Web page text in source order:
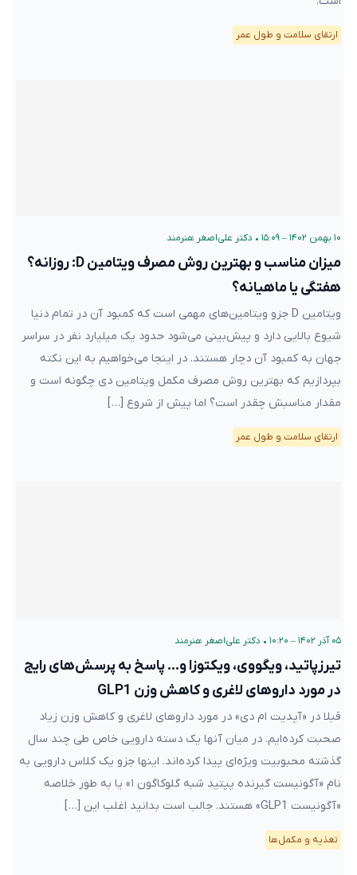
ارتقای سلامت و طول عمر
۱۰ بهمن ۱۴۰۲ – ۱۵:۰۹ • دکتر علی‌اصغر هنرمند
میزان مناسب و بهترین روش مصرف ویتامین D: روزانه؟
هفتگی یا ماهیانه؟
ویتامین D جزو ویتامین‌های مهمی است که کمبود آن در تمام دنیا
شیوع بالایی دارد و پیش‌بینی می‌شود حدود یک میلیارد نفر در سراسر
جهان به کمبود آن دچار هستند. در اینجا می‌خواهیم به این نکته
بپردازیم که بهترین روش مصرف مکمل ویتامین دی چگونه است و
مقدار مناسبش چقدر است؟ اما پیش از شروع […]
ارتقای سلامت و طول عمر
۰۵ آذر ۱۴۰۲ – ۱۰:۲۰ • دکتر علی‌اصغر هنرمند
تیرزپاتید، ویگووی، ویکتوزا و… پاسخ به پرسش‌های رایج
در مورد داروهای لاغری و کاهش وزن GLP1
قبلا در «آپدیت ام دی» در مورد داروهای لاغری و کاهش وزن زیاد
صحبت کرده‌ایم. در میان آنها یک دسته دارویی خاص طی چند سال
گذشته محبوبیت ویژه‌ای پیدا کرده‌اند. اینها جزو یک کلاس دارویی به
نام «آگونیست گیرنده پپتید شبه گلوکاگون ۱» یا به طور خلاصه
«آگونیست GLP1» هستند. جالب است بدانید اغلب این […]
تغذیه و مکمل‌ها